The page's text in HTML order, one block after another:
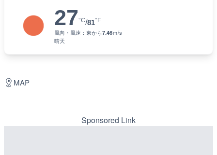
27°C/81°F
風向・風速： 東から7.46ｍ/s
晴天
MAP
Sponsored Link